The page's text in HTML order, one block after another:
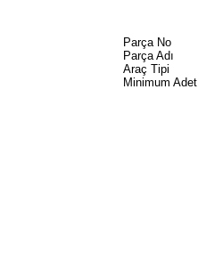
Parça No
Parça Adı
Araç Tipi
Minimum Adet